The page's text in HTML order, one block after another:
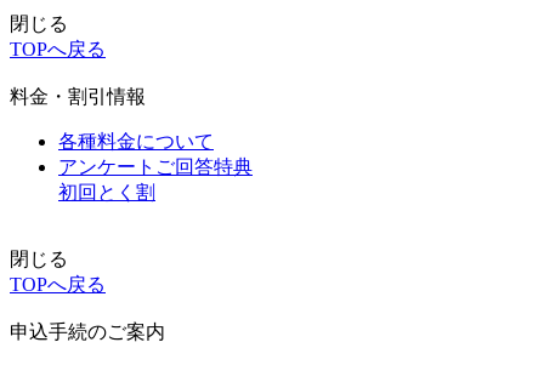
閉じる
TOPへ戻る
料金・割引情報
各種料金について
アンケートご回答特典
初回とく割
閉じる
TOPへ戻る
申込手続のご案内